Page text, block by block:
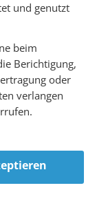
und genutzt
beim
Berichtigung,
oder
verlangen